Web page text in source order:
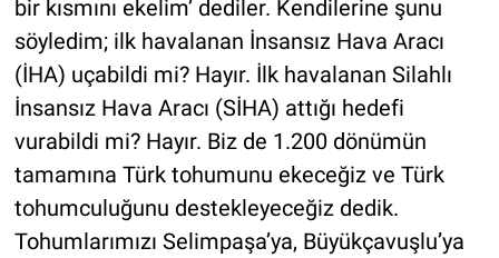
bir kısmını ekelim’ dediler. Kendilerine şunu
söyledim; ilk havalanan İnsansız Hava Aracı
(İHA) uçabildi mi? Hayır. İlk havalanan Silahlı
İnsansız Hava Aracı (SİHA) attığı hedefi
vurabildi mi? Hayır. Biz de 1.200 dönümün
tamamına Türk tohumunu ekeceğiz ve Türk
tohumculuğunu destekleyeceğiz dedik.
Tohumlarımızı Selimpaşa’ya, Büyükçavuşlu’ya